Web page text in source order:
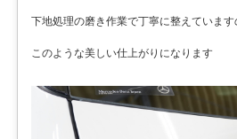
下地処理の磨き作業で丁寧に整えています
このような美しい仕上がりになります